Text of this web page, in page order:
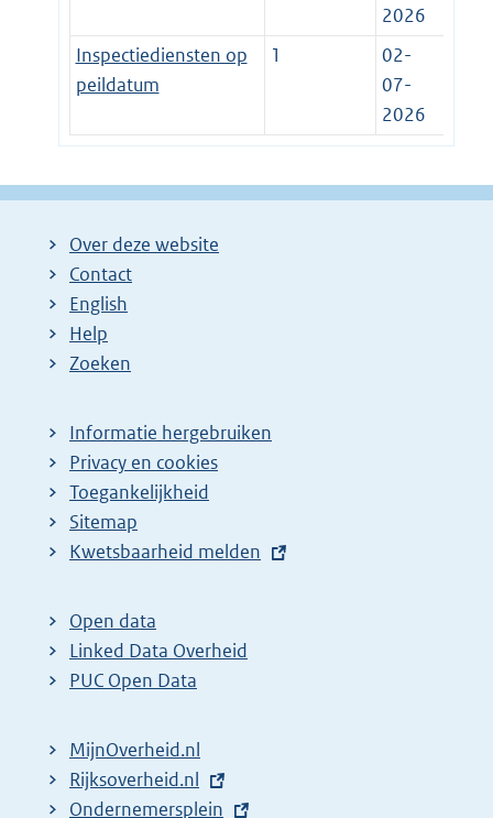
2026
Inspectiediensten op
peildatum
1
02-
07-
2026
Over deze website
Contact
English
Help
Zoeken
Informatie hergebruiken
Privacy en cookies
Toegankelijkheid
Sitemap
E
t
e
r
l
i
Kwetsbaarheid melden
Open data
Linked Data Overheid
PUC Open Data
MijnOverheid.nl
E
x
Rijksoverheid.nl
E
Ondernemersplein